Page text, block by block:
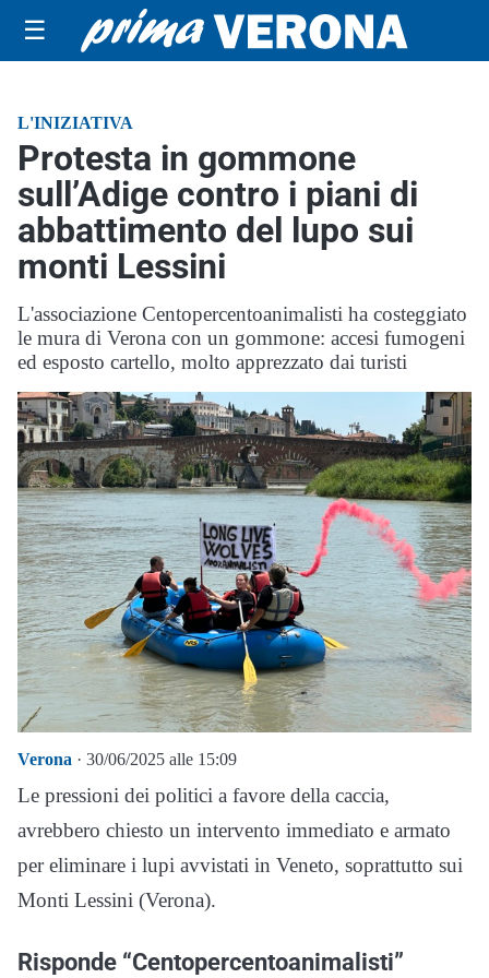
☰
L'INIZIATIVA
Protesta in gommone
sull’Adige contro i piani di
abbattimento del lupo sui
monti Lessini
L'associazione Centopercentoanimalisti ha costeggiato
le mura di Verona con un gommone: accesi fumogeni
ed esposto cartello, molto apprezzato dai turisti
Verona · 30/06/2025 alle 15:09
Le pressioni dei politici a favore della caccia,
avrebbero chiesto un intervento immediato e armato
per eliminare i lupi avvistati in Veneto, soprattutto sui
Monti Lessini (Verona).
Risponde “Centopercentoanimalisti”